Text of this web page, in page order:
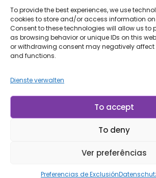
To provide the best experiences, we use
cookies to store and/or access information
Consent to these technologies will allow us to
as browsing behavior or unique IDs on this
or withdrawing consent may negatively affect
and functions.
Dienste verwalten
To accept
To deny
Ver preferências
Preferencias de Exclusión
Versand &
Abonnieren Sie unseren
und
© LP Minerais 2017 - 2025 - Alle Rechte